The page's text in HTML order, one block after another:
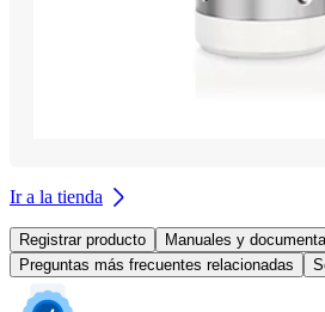
Ir a la tienda
Registrar producto
Manuales y
Preguntas más frecuentes relacionadas